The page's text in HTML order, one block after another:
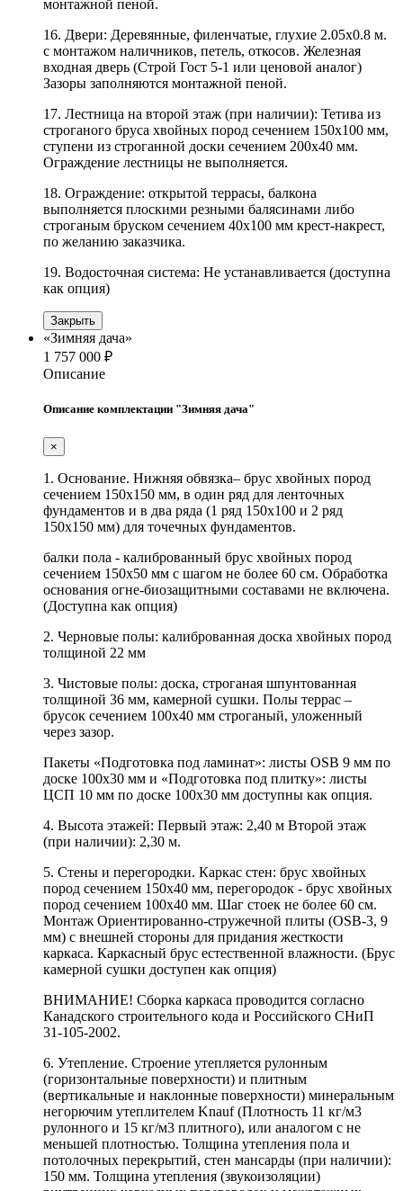
монтажной пеной.
16. Двери: Деревянные, филенчатые, глухие 2.05х0.8 м.
с монтажом наличников, петель, откосов. Железная
входная дверь (Строй Гост 5-1 или ценовой аналог)
Зазоры заполняются монтажной пеной.
17. Лестница на второй этаж (при наличии): Тетива из
строганого бруса хвойных пород сечением 150х100 мм,
ступени из строганной доски сечением 200х40 мм.
Ограждение лестницы не выполняется.
18. Ограждение: открытой террасы, балкона
выполняется плоскими резными балясинами либо
строганым бруском сечением 40х100 мм крест-накрест,
по желанию заказчика.
19. Водосточная система: Не устанавливается (доступна
как опция)
Закрыть
«Зимняя дача»
1 757 000 ₽
Описание
Описание комплектации "Зимняя дача"
×
1. Основание. Нижняя обвязка– брус хвойных пород
сечением 150х150 мм, в один ряд для ленточных
фундаментов и в два ряда (1 ряд 150х100 и 2 ряд
150х150 мм) для точечных фундаментов.
балки пола - калиброванный брус хвойных пород
сечением 150х50 мм с шагом не более 60 см. Обработка
основания огне-биозащитными составами не включена.
(Доступна как опция)
2. Черновые полы: калиброванная доска хвойных пород
толщиной 22 мм
3. Чистовые полы: доска, строганая шпунтованная
толщиной 36 мм, камерной сушки. Полы террас –
брусок сечением 100х40 мм строганый, уложенный
через зазор.
Пакеты «Подготовка под ламинат»: листы OSB 9 мм по
доске 100х30 мм и «Подготовка под плитку»: листы
ЦСП 10 мм по доске 100х30 мм доступны как опция.
4. Высота этажей: Первый этаж: 2,40 м Второй этаж
(при наличии): 2,30 м.
5. Стены и перегородки. Каркас стен: брус хвойных
пород сечением 150х40 мм, перегородок - брус хвойных
пород сечением 100х40 мм. Шаг стоек не более 60 см.
Монтаж Ориентированно-стружечной плиты (OSB-3, 9
мм) с внешней стороны для придания жесткости
каркаса. Каркасный брус естественной влажности. (Брус
камерной сушки доступен как опция)
ВНИМАНИЕ! Сборка каркаса проводится согласно
Канадского строительного кода и Российского СНиП
31-105-2002.
6. Утепление. Строение утепляется рулонным
(горизонтальные поверхности) и плитным
(вертикальные и наклонные поверхности) минеральным
негорючим утеплителем Knauf (Плотность 11 кг/м3
рулонного и 15 кг/м3 плитного), или аналогом с не
меньшей плотностью. Толщина утепления пола и
потолочных перекрытий, стен мансарды (при наличии):
150 мм. Толщина утепления (звукоизоляции)